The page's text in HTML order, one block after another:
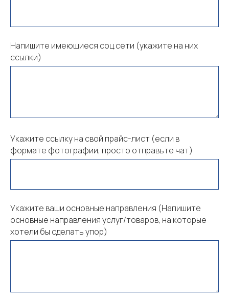
Напишите имеющиеся соц.сети (укажите на них
ссылки)
Укажите ссылку на свой прайс-лист (если в
формате фотографии, просто отправьте чат)
Укажите ваши основные направления (Напишите
основные направления услуг/товаров, на которые
хотели бы сделать упор)